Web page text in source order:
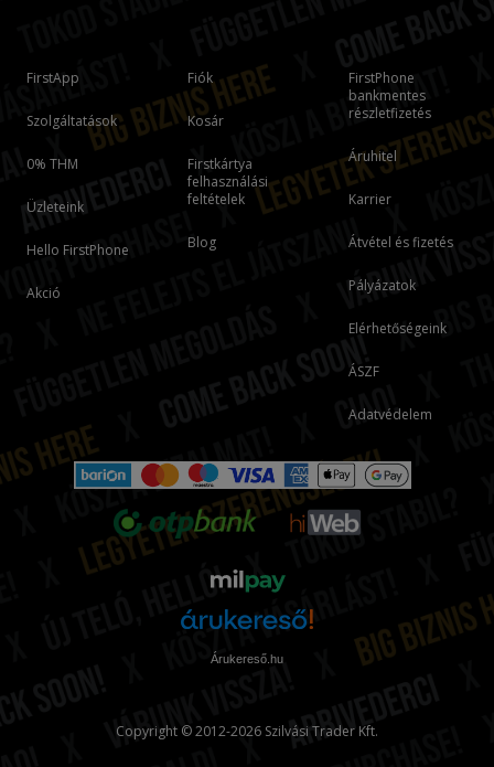
FirstApp
Szolgáltatások
0% THM
Üzleteink
Hello FirstPhone
Akció
Fiók
Kosár
Firstkártya
felhasználási
feltételek
Blog
FirstPhone
bankmentes
részletfizetés
Áruhitel
Karrier
Átvétel és fizetés
Pályázatok
Elérhetőségeink
ÁSZF
Adatvédelem
Árukereső.hu
Copyright © 2012-2026 Szilvási Trader Kft.